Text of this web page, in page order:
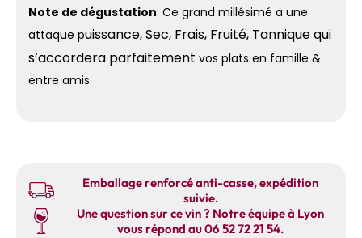
Note de dégustation: Ce grand millésimé a une
attaque puissance,Sec, Frais, Fruité, Tannique qui
s’accordera parfaitement vos plats en famille &
entre amis.
Emballage renforcé anti-casse, expédition
suivie.
Une question sur ce vin ? Notre équipe à Lyon
vous répond au 06 52 72 21 54.